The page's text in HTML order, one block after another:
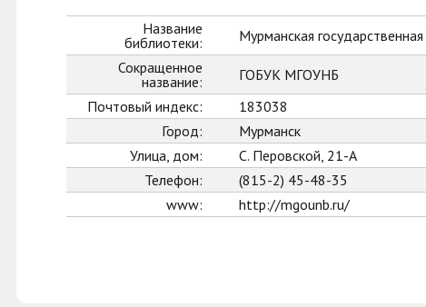
Название
библиотеки:
Мурманская
Сокращенное
название:
ГОБУК МГОУНБ
Почтовый индекс:
183038
Город:
Мурманск
Улица, дом:
С. Перовской, 21-А
Телефон:
(815-2) 45-48-35
www:
http://mgounb.ru/